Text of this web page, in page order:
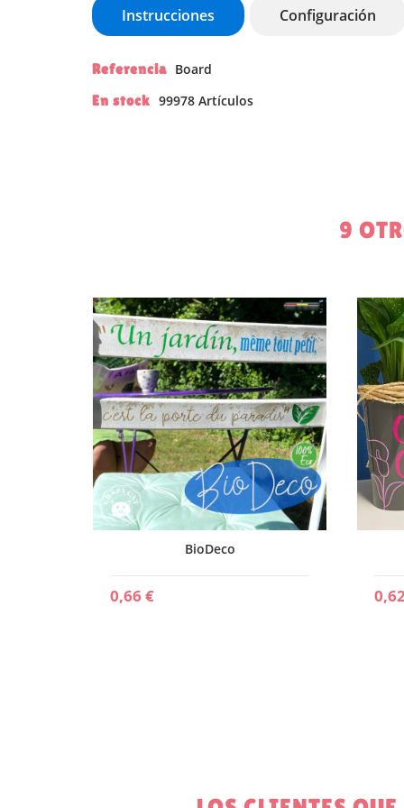
Instrucciones Configuración
Referencia Board
En stock 99978 Artículos
9
BioDeco
0,66 €